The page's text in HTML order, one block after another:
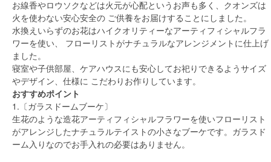
お線香やロウソクなどは火元が心配というお声も多く、クオンズは
火を使わない安心安全の ご供養をお届けすることにしました。
水換えいらずのお花はハイクオリティーなアーティフィシャルフラ
ワーを使い、 フローリストがナチュラルなアレンジメントに仕上げ
ました。
寝室や子供部屋、ケアハウスにも安心してお祀りできるようサイズ
やデザイン、仕様に こだわりお作りしています。
おすすめポイント
1.〔ガラスドームブーケ〕
生花のような造花アーティフィシャルフラワーを使いフローリスト
がアレンジしたナチュラルテイストの小さなブーケです。ガラスド
ーム入りなのでお手入れの必要はありません。